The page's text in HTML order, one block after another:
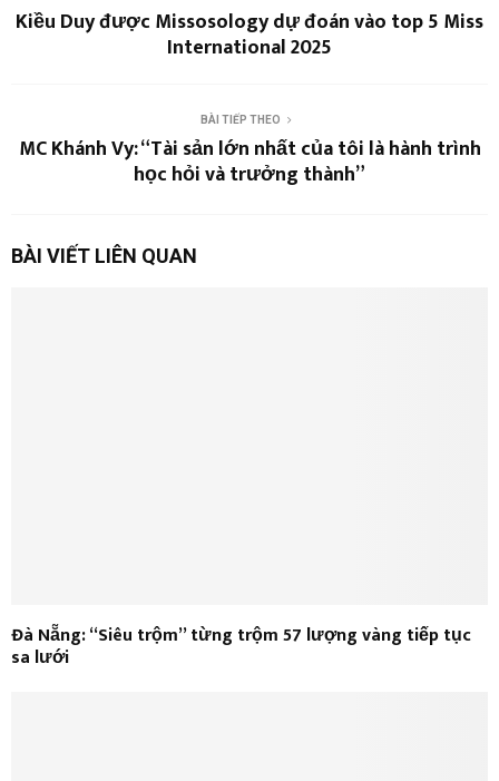
Kiều Duy được Missosology dự đoán vào top 5 Miss
International 2025
BÀI TIẾP THEO
MC Khánh Vy: “Tài sản lớn nhất của tôi là hành trình
học hỏi và trưởng thành”
BÀI VIẾT LIÊN QUAN
Đà Nẵng: “Siêu trộm” từng trộm 57 lượng vàng tiếp tục
sa lưới